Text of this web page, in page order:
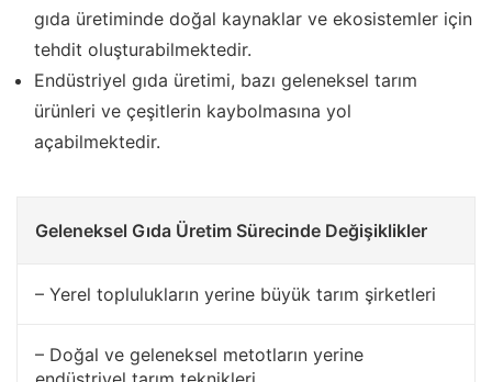
gıda üretiminde doğal kaynaklar ve ekosistemler için
tehdit oluşturabilmektedir.
Endüstriyel gıda üretimi, bazı geleneksel tarım
ürünleri ve çeşitlerin kaybolmasına yol
açabilmektedir.
Geleneksel Gıda Üretim Sürecinde Değişiklikler
– Yerel toplulukların yerine büyük tarım şirketleri
– Doğal ve geleneksel metotların yerine